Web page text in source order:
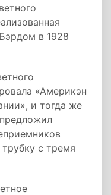
в 1928
«Америкэн
и тогда же
с тремя